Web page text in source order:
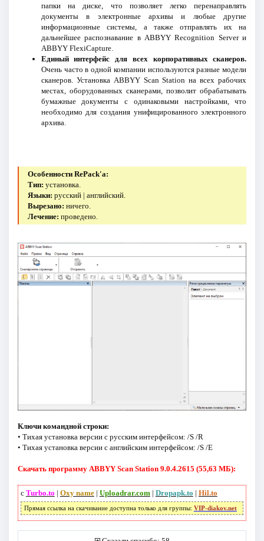
папки на диске, что позволяет легко перенаправлять
документы в электронные архивы и любые другие
информационные системы, а также отправлять их на
дальнейшее распознавание в ABBYY Recognition Server и
ABBYY FlexiCapture.
Единый интерфейс для всех корпоративных сканеров.
Очень часто в одной компании используются разные модели
сканеров. Установка ABBYY Scan Station на всех рабочих
местах, оборудованных сканерами, позволит обрабатывать
бумажные документы с одинаковыми настройками, что
необходимо для создания унифицированного электронного
архива.
Особенности RePack'a:
Тип: установка.
Языки: русский | английский.
Вырезано: ничего.
Лечение: проведено.
Ключи командной строки:
• Тихая установка версии с русским интерфейсом: /S /R
• Тихая установка версии с английским интерфейсом: /S /E
Скачать программу ABBYY Scan Station 9.0.4.2615 (55,63 МБ):
с Turbo.to | Oxy name| Uploadrar.com| Dropapk.to | Hil.to
Прямая ссылка на скачивание доступна только для группы: VIP-diakov.net